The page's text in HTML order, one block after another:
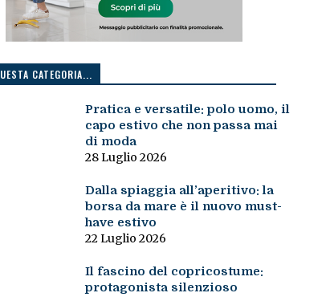
CATEGORIA...
Pratica e versatile: polo uomo, il
capo estivo che non passa mai
di moda
28 Luglio 2026
Dalla spiaggia all’aperitivo: la
borsa da mare è il nuovo must-
have estivo
22 Luglio 2026
Il fascino del copricostume:
protagonista silenzioso